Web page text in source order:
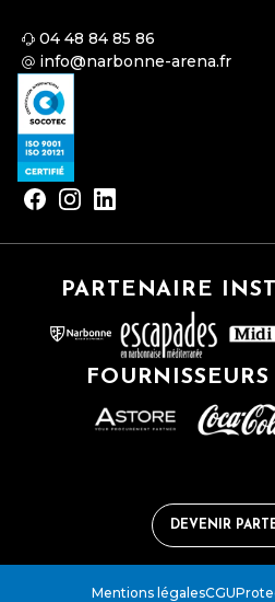
04 48 84 85 86
info@narbonne-arena.fr
PARTENAIRE
DEVENIR
Mentions légalesCGU